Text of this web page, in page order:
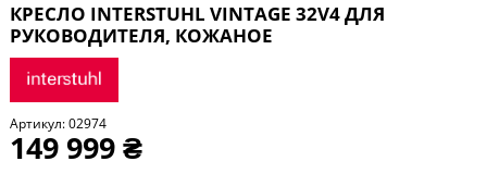
КРЕСЛО INTERSTUHL VINTAGE 32V4 ДЛЯ
РУКОВОДИТЕЛЯ, КОЖАНОЕ
Артикул:02974
149 999 ₴